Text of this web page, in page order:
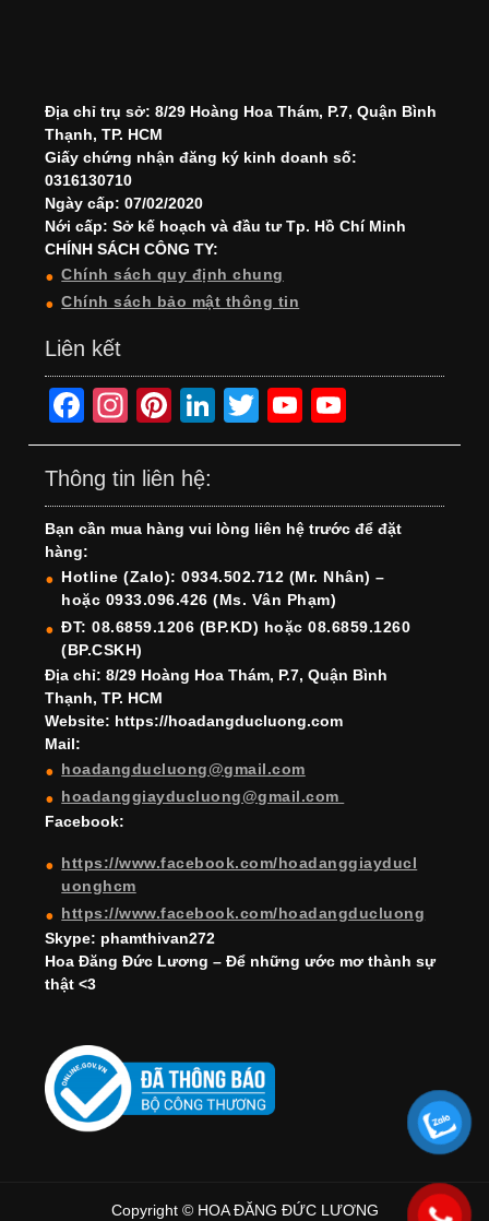
Địa chỉ trụ sở: 8/29 Hoàng Hoa Thám, P.7, Quận Bình
Thạnh, TP. HCM
Giấy chứng nhận đăng ký kinh doanh số:
0316130710
Ngày cấp: 07/02/2020
Nới cấp: Sở kế hoạch và đầu tư Tp. Hồ Chí Minh
CHÍNH SÁCH CÔNG TY:
Chính sách quy định chung
Chính sách bảo mật thông tin
Liên kết
F
a
c
e
b
o
o
k
In
st
a
gr
a
m
Pi
nt
er
e
st
Li
n
e
dI
n
T
wi
er
Y
o
T
u
b
e
o
T
u
b
e
h
Thông tin liên hệ:
Bạn cần mua hàng vui lòng liên hệ trước để đặt
hàng:
Hotline (Zalo): 0934.502.712 (Mr. Nhân) –
hoặc 0933.096.426 (Ms. Vân Phạm)
ĐT: 08.6859.1206 (BP.KD) hoặc 08.6859.1260
(BP.CSKH)
Địa chỉ: 8/29 Hoàng Hoa Thám, P.7, Quận Bình
Thạnh, TP. HCM
Website: https://hoadangducluong.com
Mail:
hoadangducluong@gmail.com
hoadanggiayducluong@gmail.com
Facebook:
https://www.facebook.com/hoadanggiayducl
uonghcm
https://www.facebook.com/hoadangducluong
Skype: phamthivan272
Hoa Đăng Đức Lương – Để những ước mơ thành sự
thật <3
Copyright © HOA ĐĂNG ĐỨC LƯƠNG